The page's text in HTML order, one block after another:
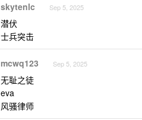
skytenlc Sep 5, 2025
潜伏
士兵突击
mcwq123 Sep 5, 2025
无耻之徒
eva
风骚律师